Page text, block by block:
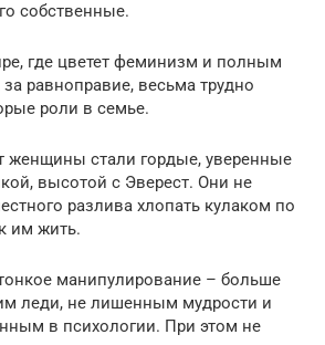
собственные.
где цветет феминизм и полным
равноправие, весьма трудно
роли в семье.
женщины стали гордые, уверенные
высотой с Эверест. Они не
разлива хлопать кулаком по
им жить.
манипулирование – больше
леди, не лишенным мудрости и
в психологии. При этом не